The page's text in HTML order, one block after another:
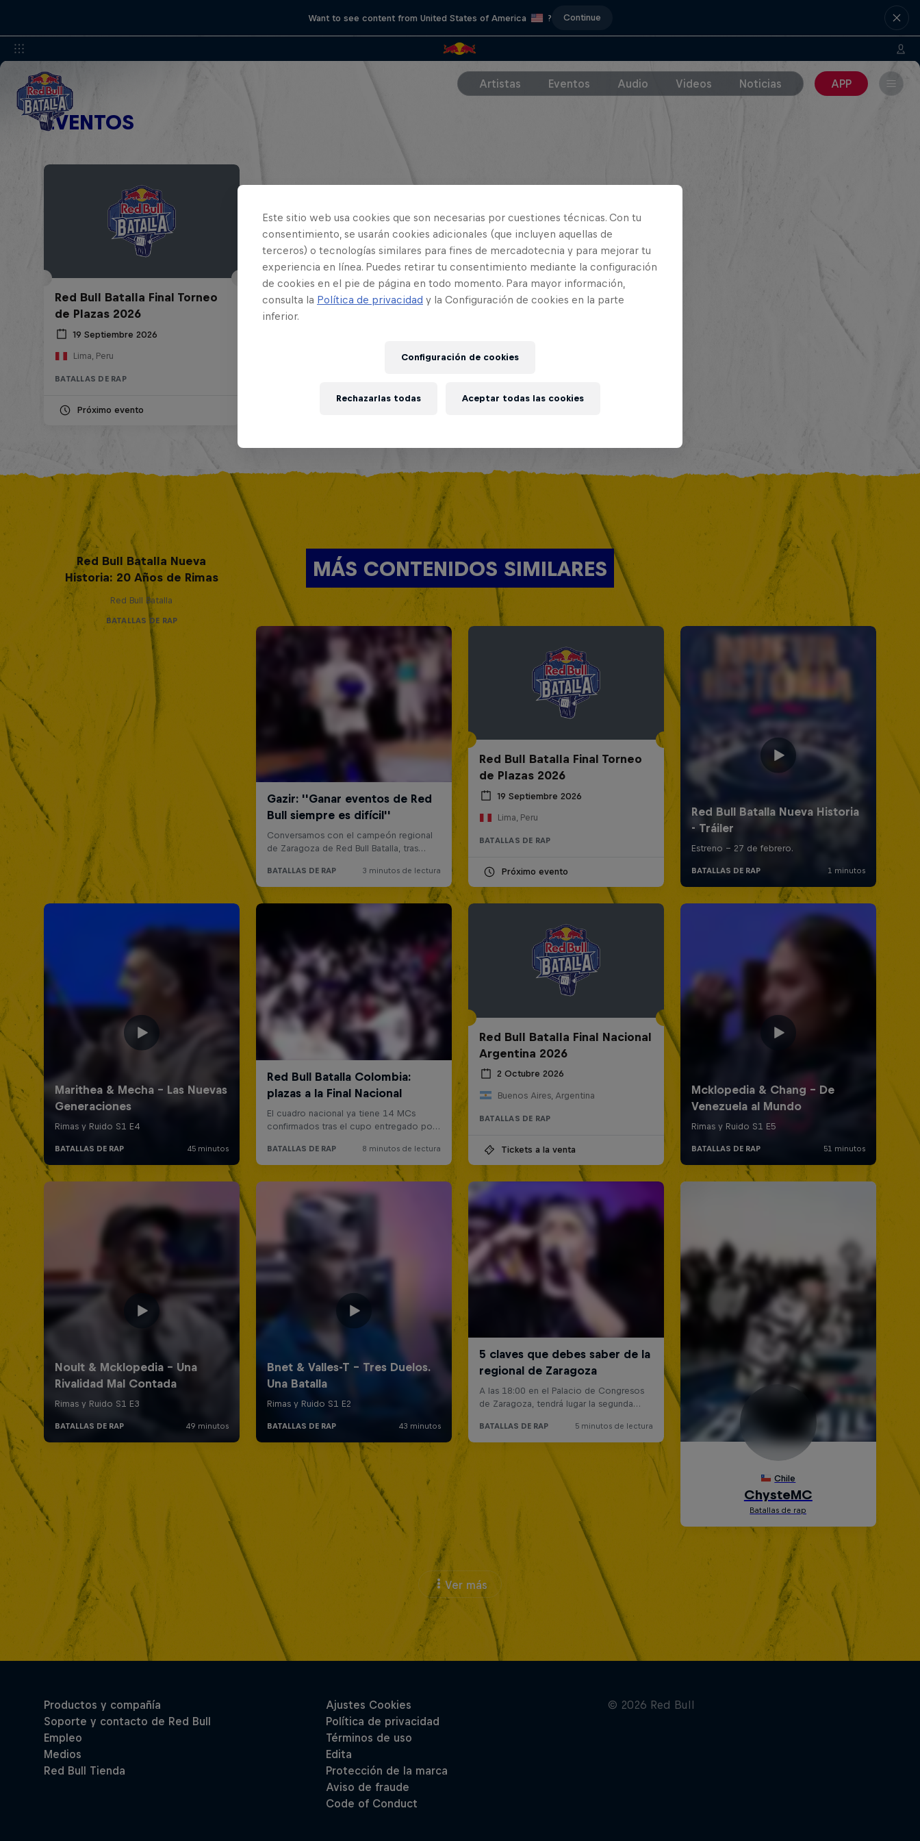
Want to see content from United States of America ? Continue
Artistas Eventos Audio Videos Noticias APP
EVENTOS
Red Bull Batalla Final Torneo
de Plazas 2026
19 Septiembre 2026
Lima, Peru
BATALLAS DE RAP
Próximo evento
MÁS CONTENIDOS SIMILARES
Red Bull Batalla Nueva
Historia: 20 Años de Rimas
Red Bull Batalla
BATALLAS DE RAP
Red Bull Batalla Final Torneo
de Plazas 2026
19 Septiembre 2026
Lima, Peru
BATALLAS DE RAP
Próximo evento
Red Bull Batalla Final Nacional
Argentina 2026
2 Octubre 2026
Buenos Aires, Argentina
BATALLAS DE RAP
Tickets a la venta
Ver más
Este sitio web usa cookies que son necesarias por cuestiones técnicas. Con tu
consentimiento, se usarán cookies adicionales (que incluyen aquellas de
terceros) o tecnologías similares para fines de mercadotecnia y para mejorar tu
experiencia en línea. Puedes retirar tu consentimiento mediante la configuración
de cookies en el pie de página en todo momento. Para mayor información,
consulta la Política de privacidad y la Configuración de cookies en la parte
inferior.
Configuración de cookies
Rechazarlas todas Aceptar todas las cookies